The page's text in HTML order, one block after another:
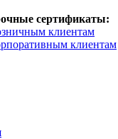
сертификаты:
клиентам
клиентам